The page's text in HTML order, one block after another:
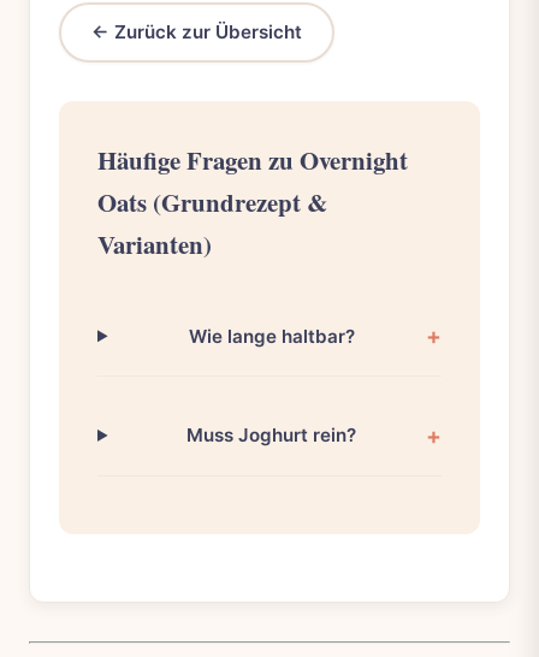
← Zurück zur Übersicht
Häufige Fragen zu Overnight
Oats (Grundrezept &
Varianten)
Wie lange haltbar?
Muss Joghurt rein?